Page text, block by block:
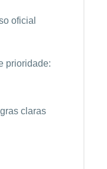
oficial
prioridade:
claras